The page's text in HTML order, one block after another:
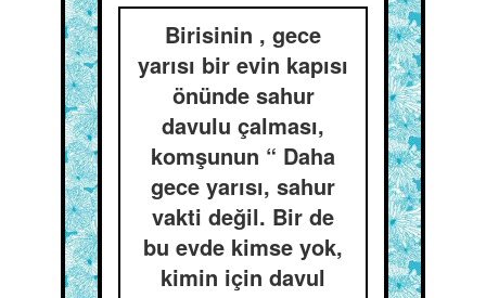
Birisinin , gece
yarısı bir evin kapısı
önünde sahur
davulu çalması,
komşunun “ Daha
gece yarısı, sahur
vakti değil. Bir de
bu evde kimse yok,
kimin için davul